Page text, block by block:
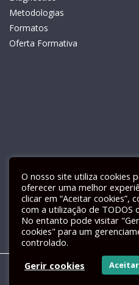
Metodologias
Formatos
Oferta Formativa
Livro de Reclamações Electrónico
O nosso site utiliza cookies
oferecer uma melhor
clicar em “Aceitar cookies”,
com a utilização de TODOS
No entanto pode visitar
cookies" para um
controlado.
Gerir cookies